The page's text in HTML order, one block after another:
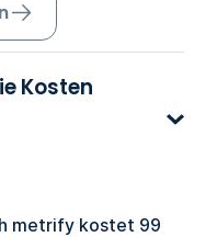
Kosten
metrify kostet 99